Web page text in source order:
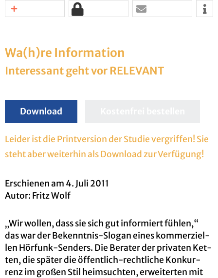
Wa(h)re In­for­ma­ti­on
In­ter­es­sant geht vor RE­LE­VANT
Down­load
Lei­der ist die Print­ver­si­on der Stu­die ver­grif­fen! Sie
steht aber wei­ter­hin als Down­load zur Ver­fü­gung!
Er­schie­nen am 4. Juli 2011
Autor: Fritz Wolf
„Wir wol­len, dass sie sich gut in­for­miert füh­len,“
das war der Be­kennt­nis-Slo­gan eines kom­mer­zi­el­
len Hör­funk-Sen­ders. Die Be­ra­ter der pri­va­ten Ket­
ten, die spä­ter die öf­fent­lich-recht­li­che Kon­kur­
renz im gro­ßen Stil heim­such­ten, er­wei­ter­ten mit